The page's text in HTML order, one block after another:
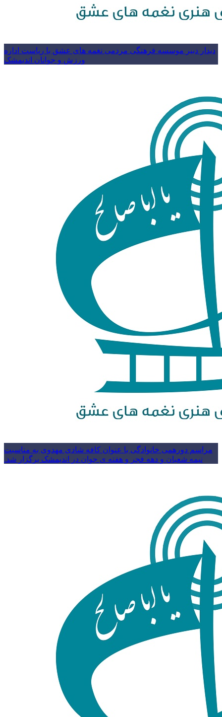
دیدار دبیر موسسه فرهنگی مردمی نغمه های عشق با ریاست اداره
ورزش و جوانان اندیمشک
مراسم دورهمی خانوادگی با عنوان کافه شادی مهدوی به مناسبت
نیمه شعبان و دهه فجر و هفته ی جوان در اندیمشک برگزار شد.